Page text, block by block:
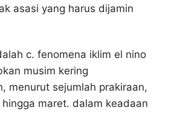
asasi yang harus dijamin
c. fenomena iklim el nino
musim kering
menurut sejumlah prakiraan,
maret. dalam keadaan